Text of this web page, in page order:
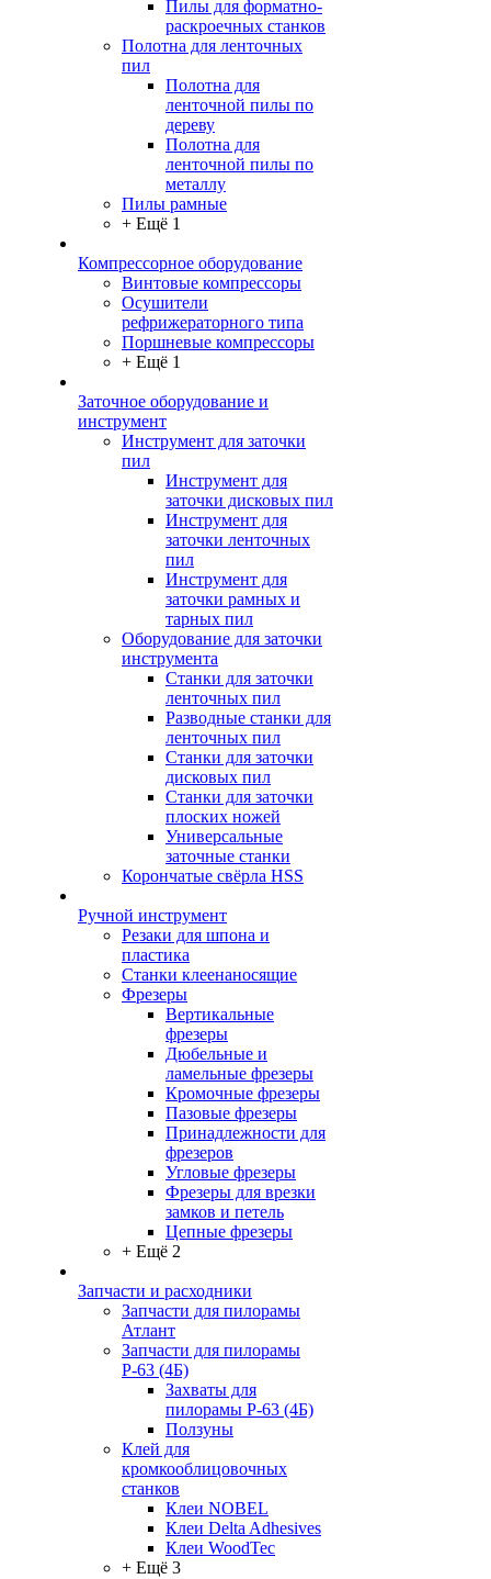
Пилы для форматно-
раскроечных станков
Полотна для ленточных
пил
Полотна для
ленточной пилы по
дереву
Полотна для
ленточной пилы по
металлу
Пилы рамные
+ Ещё 1
Компрессорное оборудование
Винтовые компрессоры
Осушители
рефрижераторного типа
Поршневые компрессоры
+ Ещё 1
Заточное оборудование и
инструмент
Инструмент для заточки
пил
Инструмент для
заточки дисковых пил
Инструмент для
заточки ленточных
пил
Инструмент для
заточки рамных и
тарных пил
Оборудование для заточки
инструмента
Станки для заточки
ленточных пил
Разводные станки для
ленточных пил
Станки для заточки
дисковых пил
Станки для заточки
плоских ножей
Универсальные
заточные станки
Корончатые свёрла HSS
Ручной инструмент
Резаки для шпона и
пластика
Станки клеенаносящие
Фрезеры
Вертикальные
фрезеры
Дюбельные и
ламельные фрезеры
Кромочные фрезеры
Пазовые фрезеры
Принадлежности для
фрезеров
Угловые фрезеры
Фрезеры для врезки
замков и петель
Цепные фрезеры
+ Ещё 2
Запчасти и расходники
Запчасти для пилорамы
Атлант
Запчасти для пилорамы
Р-63 (4Б)
Захваты для
пилорамы Р-63 (4Б)
Ползуны
Клей для
кромкооблицовочных
станков
Клеи NOBEL
Клеи Delta Adhesives
Клеи WoodTec
+ Ещё 3